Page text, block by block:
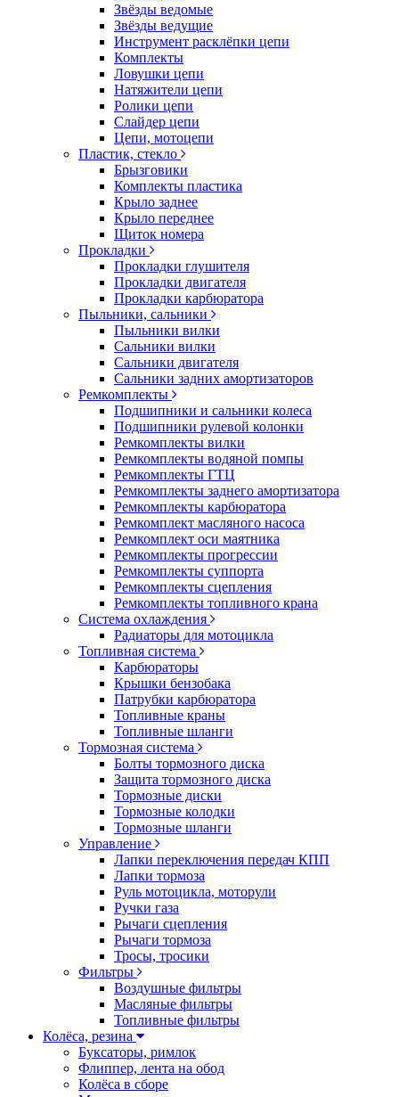
Звёзды ведомые
Звёзды ведущие
Инструмент расклёпки цепи
Комплекты
Ловушки цепи
Натяжители цепи
Ролики цепи
Слайдер цепи
Цепи, мотоцепи
Пластик, стекло
Брызговики
Комплекты пластика
Крыло заднее
Крыло переднее
Щиток номера
Прокладки
Прокладки глушителя
Прокладки двигателя
Прокладки карбюратора
Пыльники, сальники
Пыльники вилки
Сальники вилки
Сальники двигателя
Сальники задних амортизаторов
Ремкомплекты
Подшипники и сальники колеса
Подшипники рулевой колонки
Ремкомплекты вилки
Ремкомплекты водяной помпы
Ремкомплекты ГТЦ
Ремкомплекты заднего амортизатора
Ремкомплекты карбюратора
Ремкомплект масляного насоса
Ремкомплект оси маятника
Ремкомплекты прогрессии
Ремкомплекты суппорта
Ремкомплекты сцепления
Ремкомплекты топливного крана
Система охлаждения
Радиаторы для мотоцикла
Топливная система
Карбюраторы
Крышки бензобака
Патрубки карбюратора
Топливные краны
Топливные шланги
Тормозная система
Болты тормозного диска
Защита тормозного диска
Тормозные диски
Тормозные колодки
Тормозные шланги
Управление
Лапки переключения передач КПП
Лапки тормоза
Руль мотоцикла, моторули
Ручки газа
Рычаги сцепления
Рычаги тормоза
Тросы, тросики
Фильтры
Воздушные фильтры
Масляные фильтры
Топливные фильтры
Колёса, резина
Буксаторы, римлок
Флиппер, лента на обод
Колёса в сборе